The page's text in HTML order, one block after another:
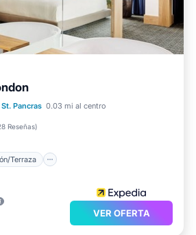
Pancras 0.03 mi al centro
Reseñas)
Terraza
Balcón/Terraza
Cocina
VER OFERTA